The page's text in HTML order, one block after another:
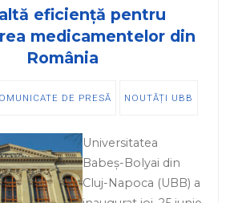
eficiență pentru
medicamentelor din
România
DE PRESĂ NOUTĂȚI UBB
Universitatea
Babeș-Bolyai din
Cluj-Napoca (UBB) a